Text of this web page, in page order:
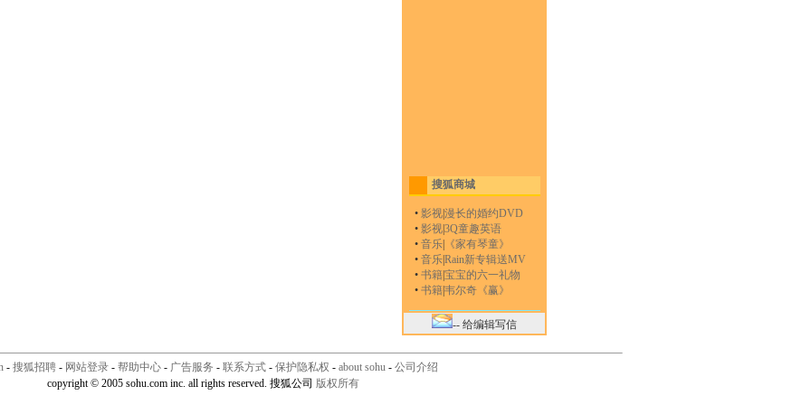
搜狐商城
• 影视漫长的婚约DVD
• 影视3Q童趣英语
• 音乐
《家有琴童》
• 音乐Rain新专辑送MV
• 书籍宝宝的六一礼物
• 书籍韦尔奇《赢》
-- 给编辑写信
- 搜狐招聘 - 网站登录 - 帮助中心 - 广告服务 - 联系方式 - 保护隐私权 - about sohu - 公司介绍
copyright © 2005 sohu.com inc. all rights reserved. 搜狐公司 版权所有